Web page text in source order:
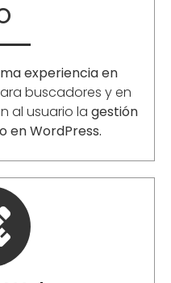
experiencia en
buscadores y en
al usuario la gestión
en WordPress.